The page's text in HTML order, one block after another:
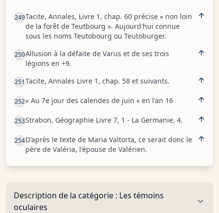
249Tacite, Annales, Livre 1, chap. 60 précise « non loin
de la forêt de Teutbourg ». Aujourd'hui connue
sous les noms Teutobourg ou Teutoburger.
250Allusion à la défaite de Varus et de ses trois
légions en +9.
251Tacite, Annales Livre 1, chap. 58 et suivants.
252« Au 7e jour des calendes de juin » en l'an 16
253Strabon, Géographie Livre 7, 1 - La Germanie, 4.
254D'après le texte de Maria Valtorta, ce serait donc le
père de Valéria, l'épouse de Valérien.
Description de la catégorie : Les témoins
oculaires